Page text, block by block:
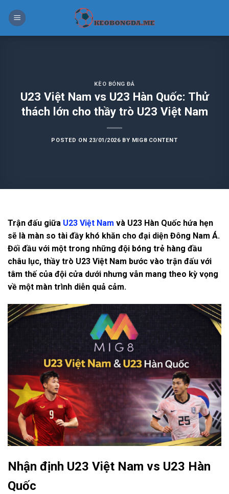
KÈO BÓNG ĐÁ
U23 Việt Nam vs U23 Hàn Quốc: Thử
thách lớn cho thầy trò U23 Việt Nam
POSTED ON 23/01/2026 BY MIG8 CONTENT
Trận đấu giữa U23 Việt Nam và U23 Hàn Quốc hứa hẹn
sẽ là màn so tài đầy khó khăn cho đại diện Đông Nam Á.
Đối đầu với một trong những đội bóng trẻ hàng đầu
châu lục, thầy trò U23 Việt Nam bước vào trận đấu với
tâm thế của đội cửa dưới nhưng vẫn mang theo kỳ vọng
về một màn trình diễn quả cảm.
Nhận định U23 Việt Nam vs U23 Hàn
Quốc